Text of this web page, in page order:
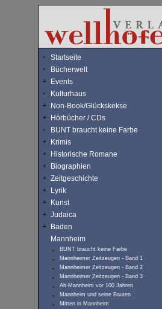
Startseite
Bücherwelt
Events
Kulturhaus
Non-Book/Glückskekse
Hörbücher / CDs
BUNT braucht keine Farbe
Krimis
Historische Romane
Biographien
Zeitgeschichte
Lyrik
Kunst
Judaica
Baden
Mannheim
BUNT braucht keine Farbe
Mannheimer Zeitzeugen - Band 1
Mannheimer Zeitzeugen - Band 2
Mannheimer Zeitzeugen - Band 3
Alt-Mannheim vor 100 Jahren
Mannheim und seine Bauten
Mitten in Mannheim